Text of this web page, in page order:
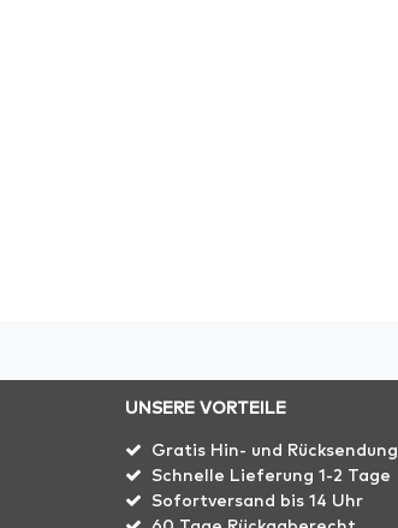
UNSERE VORTEILE
Gratis Hin- und Rücksendung
Schnelle Lieferung 1-2 Tage
Sofortversand bis 14 Uhr